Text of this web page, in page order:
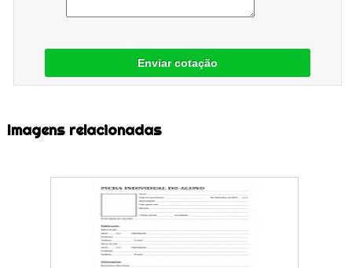
Enviar cotação
Imagens relacionadas